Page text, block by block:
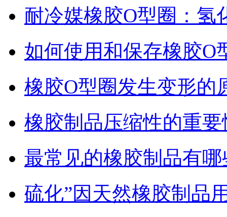
耐冷媒橡胶O型圈：氢
如何使用和保存橡胶O
橡胶O型圈发生变形的
橡胶制品压缩性的重要
最常见的橡胶制品有哪
硫化”因天然橡胶制品